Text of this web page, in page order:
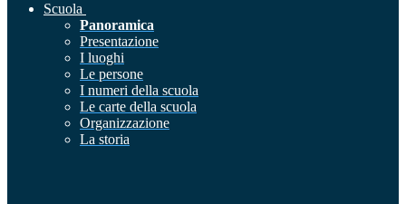
Scuola
Panoramica
Presentazione
I luoghi
Le persone
I numeri della scuola
Le carte della scuola
Organizzazione
La storia